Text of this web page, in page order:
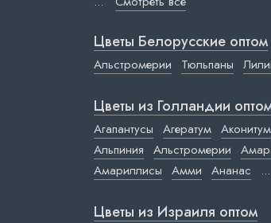
Цветы Белорусские оптом
Альстромерии Тюльпаны
Цветы из Голландии
Агапантусы Агератум Аконитум
Альпиния Альстромерии
Амариллисы Амми Ананас
Цветы из Израиля оптом